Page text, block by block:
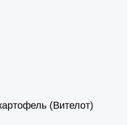
(Вителот)